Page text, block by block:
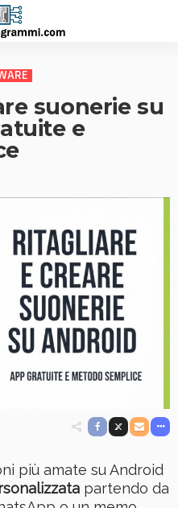
suonerie su
e
più amate su Android
partendo da